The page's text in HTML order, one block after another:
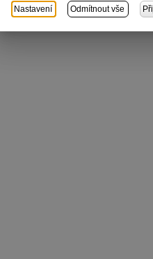
Nastavení Odmítnout vše